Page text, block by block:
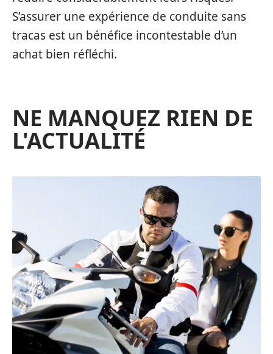
S’assurer une expérience de conduite sans
tracas est un bénéfice incontestable d’un
achat bien réfléchi.
NE MANQUEZ RIEN DE
L'ACTUALITÉ